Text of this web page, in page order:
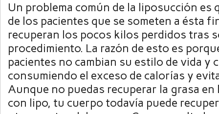
Un problema común de la liposucción es
de los pacientes que se someten a ésta
recuperan los pocos kilos perdidos tras
procedimiento. La razón de esto es
pacientes no cambian su estilo de vida y
consumiendo el exceso de calorías y
Aunque no puedas recuperar la grasa en
con lipo, tu cuerpo todavía puede